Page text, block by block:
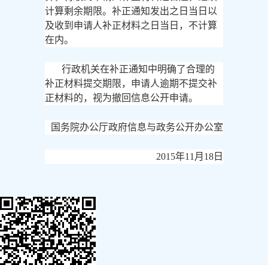
计算剩余期限。补正通知发出之日当日以
及收到申请人补正材料之日当日，不计算
在内。
行政机关在补正通知中明确了合理的
补正材料提交期限，申请人逾期不提交补
正材料的，视为撤回信息公开申请。
国务院办公厅政府信息与政务公开办公室
2015年11月18日